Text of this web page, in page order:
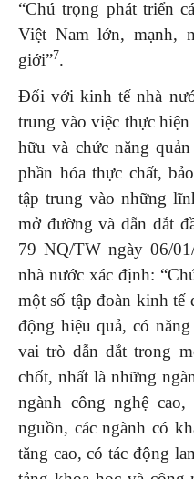
“Chú trọng phát triển
Việt Nam lớn, mạnh,
giới”7.
Đối với kinh tế nhà
trung vào việc thực hiện
hữu và chức năng
phần hóa thực chất,
tập trung vào những
mở đường và dẫn dắt
79 NQ/TW ngày 06/
nhà nước xác định:
một số tập đoàn kinh tế
động hiệu quả, có
vai trò dẫn dắt trong
chốt, nhất là những
ngành công nghệ
nguồn, các ngành có
tăng cao, có tác động